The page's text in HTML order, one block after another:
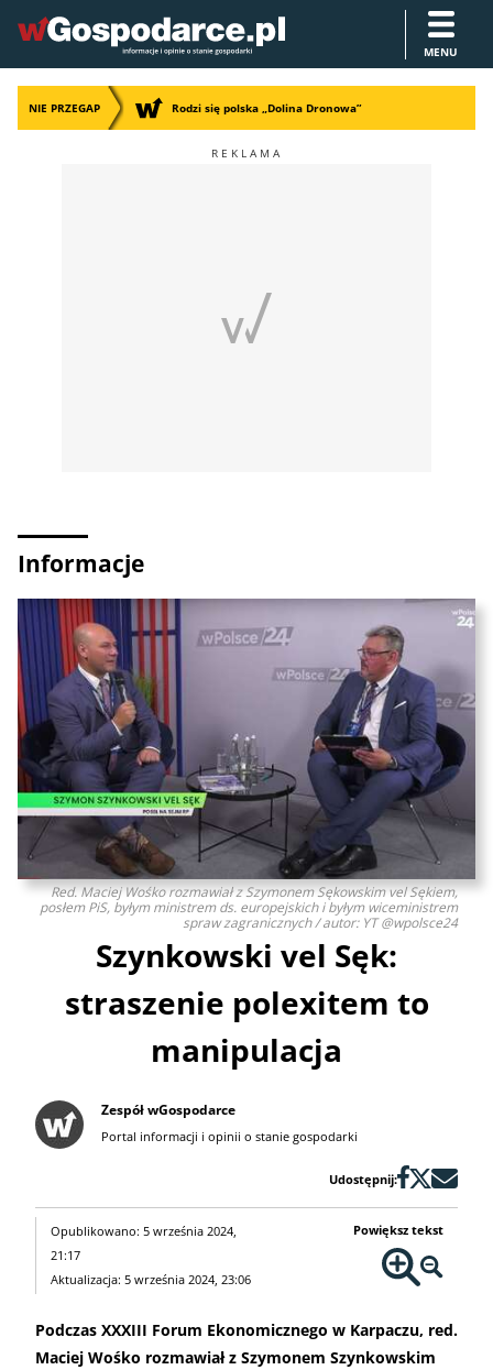
MENU
NIE PRZEGAP Rodzi się polska „Dolina Dronowa”
Informacje
Red. Maciej Wośko rozmawiał z Szymonem Sękowskim vel Sękiem,
posłem PiS, byłym ministrem ds. europejskich i byłym wiceministrem
spraw zagranicznych / autor: YT @wpolsce24
Szynkowski vel Sęk:
straszenie polexitem to
manipulacja
Zespół wGospodarce
Portal informacji i opinii o stanie gospodarki
Udostępnij:
Opublikowano: 5 września 2024,
21:17
Aktualizacja: 5 września 2024, 23:06
Powiększ tekst
Podczas XXXIII Forum Ekonomicznego w Karpaczu, red.
Maciej Wośko rozmawiał z Szymonem Szynkowskim